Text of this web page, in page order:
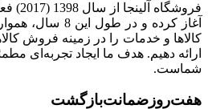
فروشگاه
آغاز کرده و در طول
کالاها و خدمات را در زمینه فروش
ارائه دهیم. هدف ما ایجاد تجربه‌ای
شماست.
هفت‌روز‌ضمانت‌بازگشت